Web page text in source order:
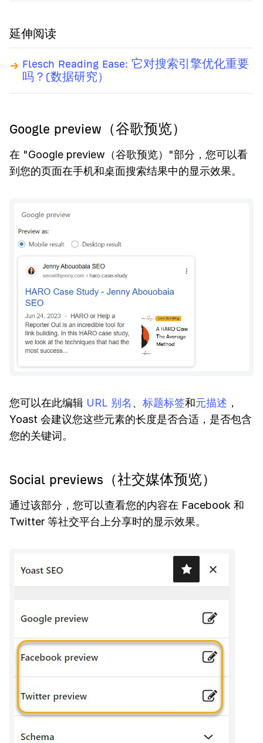
延伸阅读
Flesch Reading Ease: 它对搜索引擎优化重要
吗？(数据研究）
Google preview（谷歌预览）
在 "Google preview（谷歌预览）"部分，您可以看
到您的页面在手机和桌面搜索结果中的显示效果。
您可以在此编辑 URL 别名 、 标题标签和元描述 ，
Yoast 会建议您这些元素的长度是否合适，是否包含
您的关键词。
Social previews（社交媒体预览）
通过该部分，您可以查看您的内容在 Facebook 和
Twitter 等社交平台上分享时的显示效果。